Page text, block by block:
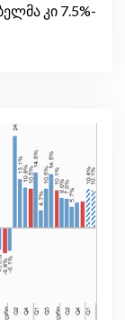
კი 7.5%-